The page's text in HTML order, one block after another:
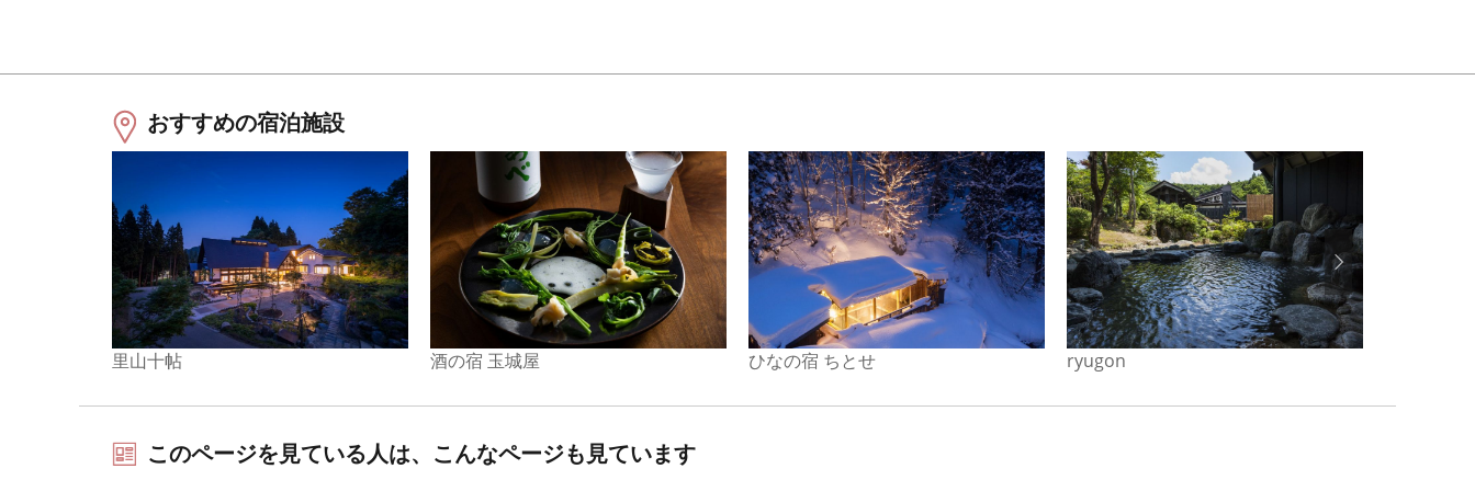
おすすめの宿泊施設
里山十帖 酒の宿 玉城屋 ひなの宿 ちとせ ryugon
このページを見ている人は、こんなページも見ています